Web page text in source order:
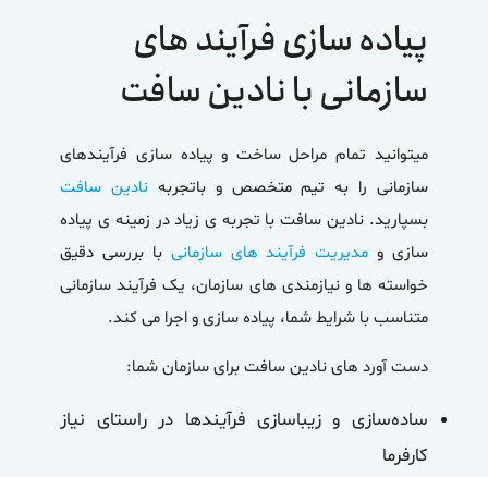
پیاده سازی فرآیند های
سازمانی با نادین سافت
میتوانید تمام مراحل ساخت و پیاده سازی فرآیندهای
سازمانی را به تیم متخصص و باتجربه نادین سافت
بسپارید. نادین سافت با تجربه ی زیاد در زمینه ی پیاده
سازی و مدیریت فرآیند های سازمانی با بررسی دقیق
خواسته ها و نیازمندی های سازمان، یک فرآیند سازمانی
متناسب با شرایط شما، پیاده سازی و اجرا می کند.
دست آورد های نادین سافت برای سازمان شما:
ساده‌سازی و زیباسازی فرآیندها در راستای نیاز
کارفرما